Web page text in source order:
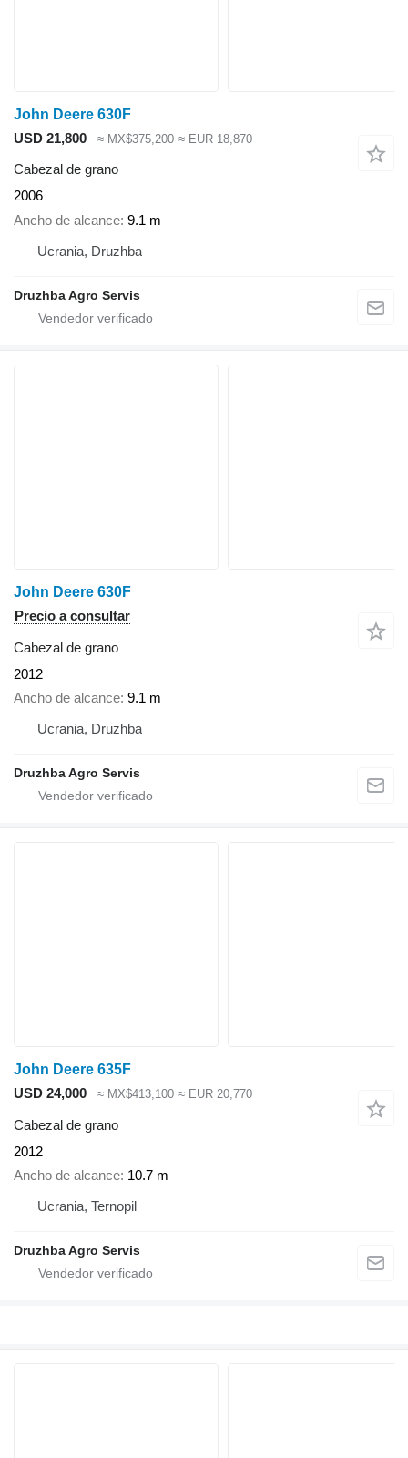
John Deere 630F
USD 21,800
≈ MX$375,200 ≈ EUR 18,870
Cabezal de grano
2006
Ancho de alcance 9.1 m
Ucrania, Druzhba
Druzhba Agro Servis
John Deere 630F
Precio a consultar
Cabezal de grano
2012
Ancho de alcance 9.1 m
Ucrania, Druzhba
Druzhba Agro Servis
John Deere 635F
USD 24,000
≈ MX$413,100 ≈ EUR 20,770
Cabezal de grano
2012
Ancho de alcance 10.7 m
Ucrania, Ternopil
Druzhba Agro Servis